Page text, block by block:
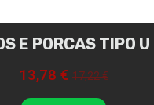
E PORCAS TIPO
13,78 € 17,22 €